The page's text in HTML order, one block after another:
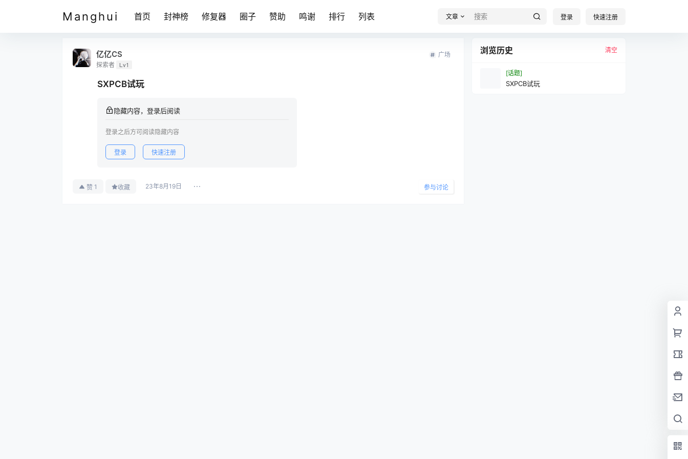
Manghui 首页 封神榜 修复器 圈子 赞助 鸣谢 排行 列表 文章 登录 快速注册
亿亿CS
探索者 Lv1
广场
SXPCB试玩
隐藏内容，登录后阅读
登录之后方可阅读隐藏内容
登录 快速注册
赞 1 收藏 23年8月19日 参与讨论
浏览历史 清空
[话题]
SXPCB试玩